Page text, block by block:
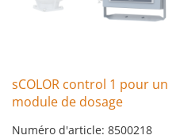
sCOLOR control 1 pour un
module de dosage
Numéro d'article: 8500218